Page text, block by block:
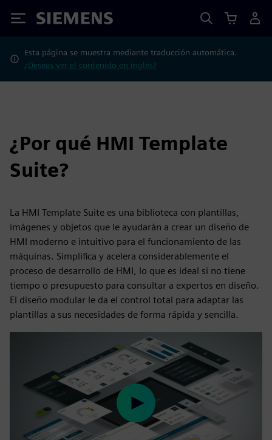
Siemens
Esta página se muestra mediante traducción automática.
¿Deseas ver el contenido en inglés?
¿Por qué HMI Template
Suite?
La HMI Template Suite es una biblioteca con plantillas,
imágenes y objetos que le ayudarán a crear un diseño de
HMI moderno e intuitivo para el funcionamiento de las
máquinas. Simplifica y acelera considerablemente el
proceso de desarrollo de HMI, lo que es ideal si no tiene
tiempo o presupuesto para consultar a expertos en diseño.
El diseño modular le da el control total para adaptar las
plantillas a sus necesidades de forma rápida y sencilla.
Play